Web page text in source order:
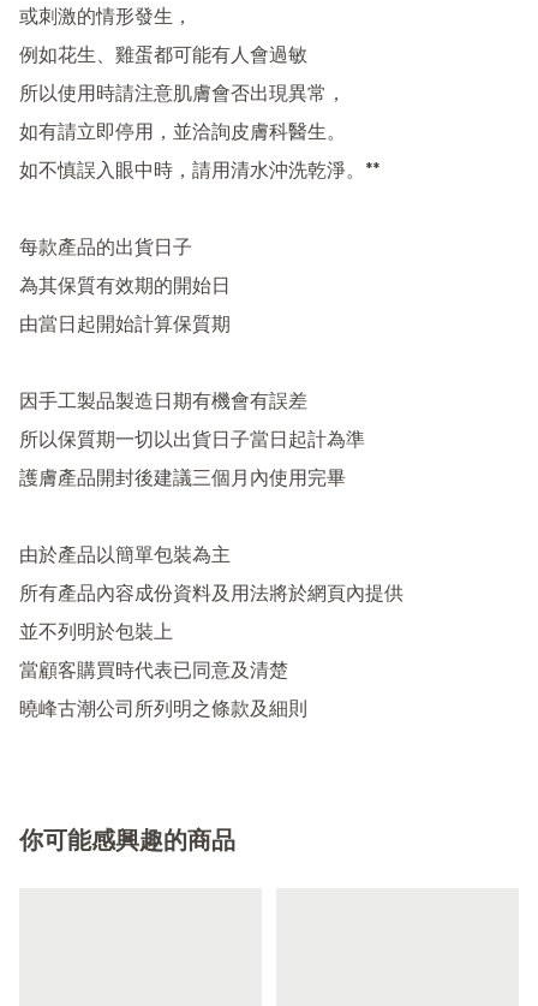
或刺激的情形發生，
例如花生、雞蛋都可能有人會過敏
所以使用時請注意肌膚會否出現異常，
如有請立即停用，並洽詢皮膚科醫生。
如不慎誤入眼中時，請用清水沖洗乾淨。**
每款產品的出貨日子
為其保質有效期的開始日
由當日起開始計算保質期
因手工製品製造日期有機會有誤差
所以保質期一切以出貨日子當日起計為準
護膚產品開封後建議三個月內使用完畢
由於產品以簡單包裝為主
所有產品內容成份資料及用法將於網頁內提供
並不列明於包裝上
當顧客購買時代表已同意及清楚
你可能感興趣的商品